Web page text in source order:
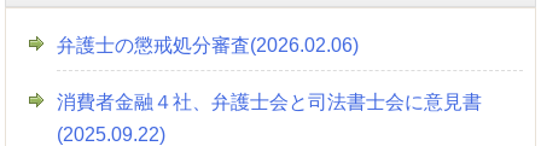
弁護士の懲戒処分審査(2026.02.06)
消費者金融４社、弁護士会と司法書士会に意見書
(2025.09.22)